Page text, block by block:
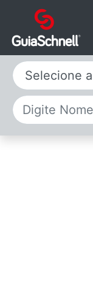
Selecione a cidade